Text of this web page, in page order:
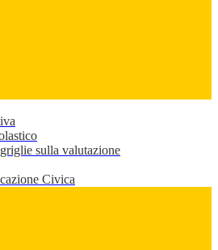
sulla valutazione
Civica